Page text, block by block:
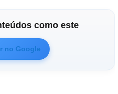
como este
no Google